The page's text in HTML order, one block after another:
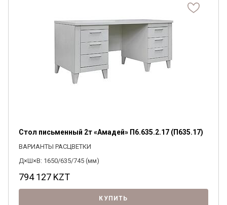
Стол письменный 2т «Амадей» П6.635.2.17 (П635.17)
ВАРИАНТЫ РАСЦВЕТКИ
Д×Ш×В: 1650/635/745 (мм)
794 127 KZT
КУПИТЬ